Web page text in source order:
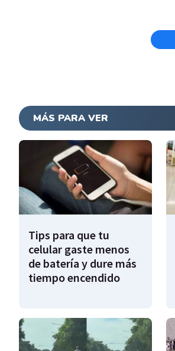
MÁS PARA VER
Tips para que tu
celular gaste menos
de batería y dure más
tiempo encendido